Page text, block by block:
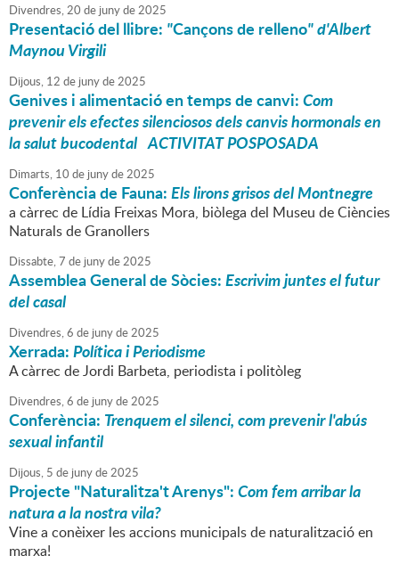
Divendres,20 de junyde2025
Presentació del llibre: "Cançons de relleno" d'Albert
Maynou Virgili
Dijous, 12 de junyde2025
Genives i alimentació en temps de canvi:Com
prevenir els efectes silenciosos dels canvis hormonals en
la salut bucodentalACTIVITAT POSPOSADA
Dimarts, 10 de junyde2025
Conferència de Fauna:Els lirons grisos del Montnegre
a càrrec de Lídia Freixas Mora, biòlega del Museu de Ciències
Naturals de Granollers
Dissabte,7 de junyde2025
Assemblea General de Sòcies:Escrivim juntes el futur
del casal
Divendres,6 de junyde2025
Xerrada:Política i Periodisme
A càrrec de Jordi Barbeta, periodista i politòleg
Divendres,6 de junyde2025
Conferència: Trenquem el silenci, com prevenir l'abús
sexual infantil
Dijous, 5 de junyde2025
Projecte "Naturalitza't Arenys":Com fem arribar la
natura a la nostra vila?
Vine a conèixer les accions municipals de naturalització en
marxa!